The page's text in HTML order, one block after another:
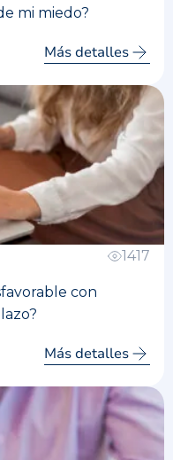
mi miedo?
Más detalles
1417
con
Más detalles